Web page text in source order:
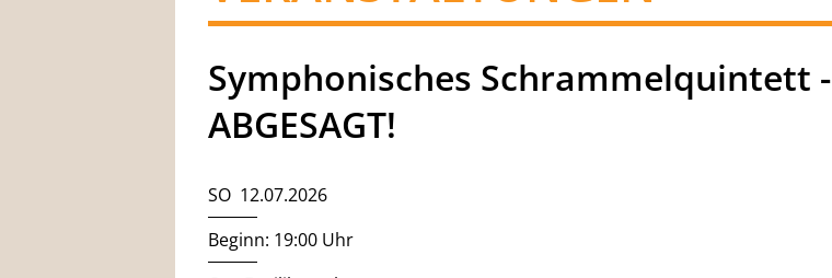
Symphonisches Schrammelquintett -
ABGESAGT!
SO 12.07.2026
Beginn: 19:00 Uhr